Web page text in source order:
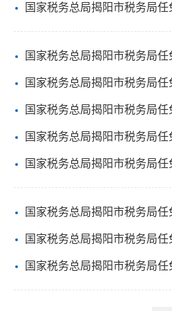
国家税务总局揭阳市税务局任
国家税务总局揭阳市税务局任
国家税务总局揭阳市税务局任
国家税务总局揭阳市税务局任
国家税务总局揭阳市税务局任
国家税务总局揭阳市税务局任
国家税务总局揭阳市税务局任
国家税务总局揭阳市税务局任
国家税务总局揭阳市税务局任